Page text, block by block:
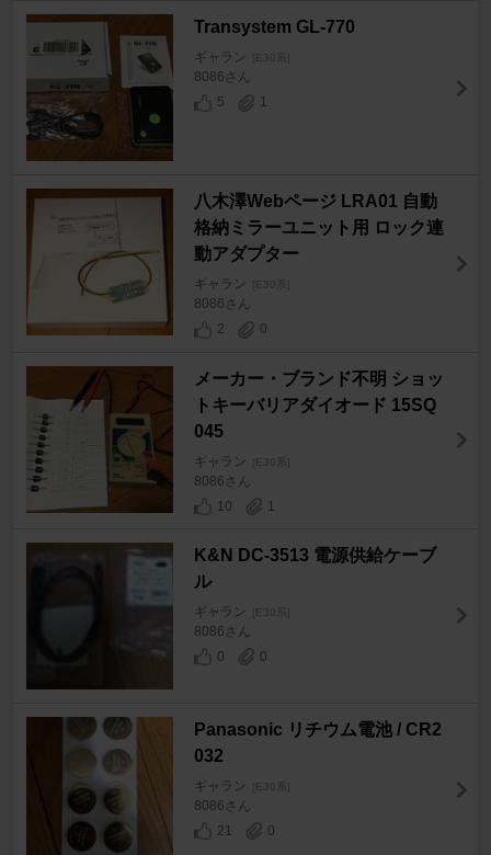
Transystem GL-770
ギャラン [E30系]
8086さん
5
1
八木澤Webページ LRA01 自動
格納ミラーユニット用 ロック連
動アダプター
ギャラン [E30系]
8086さん
2
0
メーカー・ブランド不明 ショッ
トキーバリアダイオード 15SQ
045
ギャラン [E30系]
8086さん
10
1
K&N DC-3513 電源供給ケーブ
ル
ギャラン [E30系]
8086さん
0
0
Panasonic リチウム電池 / CR2
032
ギャラン [E30系]
8086さん
21
0